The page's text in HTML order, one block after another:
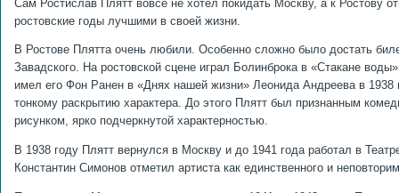
Сам Ростислав Плятт вовсе не хотел покидать Москву, а к Ростову
ростовские годы лучшими в своей жизни.
В Ростове Плятта очень любили. Особенно сложно было достать
Завадского. На ростовской сцене играл Болинброка в «Стакане
имел его Фон Ранен в «Днях нашей жизни» Леонида Андреева в 1938
тонкому раскрытию характера. До этого Плятт был признанным
рисунком, ярко подчеркнутой характерностью.
В 1938 году Плятт вернулся в Москву и до 1941 года работал в
Константин Симонов отметил артиста как единственного и